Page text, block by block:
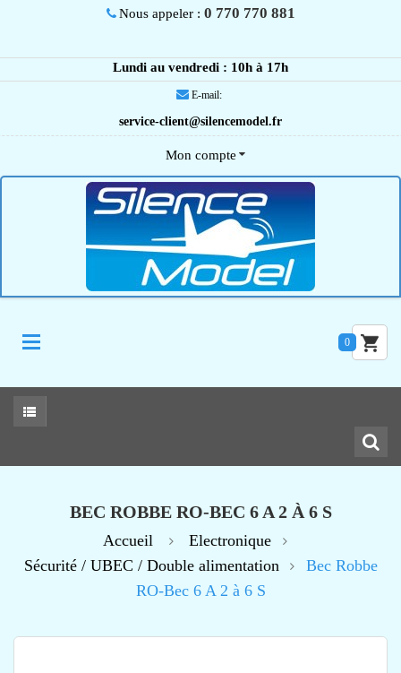
Nous appeler : 0 770 770 881
Lundi au vendredi : 10h à 17h
E-mail:
service-client@silencemodel.fr
Mon compte
0
BEC ROBBE RO-BEC 6 A 2 À 6 S
Accueil
Electronique
Sécurité / UBEC / Double alimentation
Bec Robbe
RO-Bec 6 A 2 à 6 S